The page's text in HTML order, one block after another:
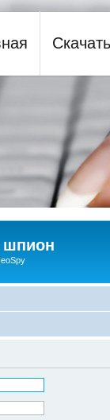
Скачать
шпион